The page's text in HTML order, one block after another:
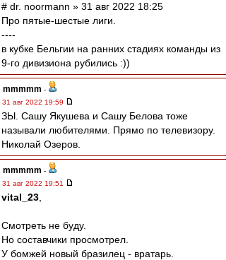
# dr. noormann » 31 авг 2022 18:25
Про пятые-шестые лиги.
----
в кубке Бельгии на ранних стадиях команды из
9-го дивизиона рубились :))
mmmmm -
31 авг 2022 19:59
ЗЫ. Сашу Якушева и Сашу Белова тоже
называли любителями. Прямо по телевизору.
Николай Озеров.
mmmmm -
31 авг 2022 19:51
vital_23
Смотреть не буду.
Но составчики просмотрел.
У бомжей новый бразилец - вратарь.